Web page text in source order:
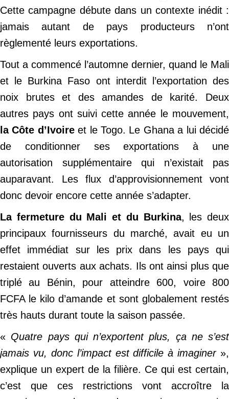
Cette campagne débute dans un contexte inédit :
jamais autant de pays producteurs n’ont
règlementé leurs exportations.
Tout a commencé l’automne dernier, quand le Mali
et le Burkina Faso ont interdit l’exportation des
noix brutes et des amandes de karité. Deux
autres pays ont suivi cette année le mouvement,
la Côte d’Ivoireet le Togo. Le Ghana a lui décidé
de conditionner ses exportations à une
autorisation supplémentaire qui n’existait pas
auparavant. Les flux d’approvisionnement vont
donc devoir encore cette année s’adapter.
La fermeture du Mali et du Burkina, les deux
principaux fournisseurs du marché, avait eu un
effet immédiat sur les prix dans les pays qui
restaient ouverts aux achats. Ils ont ainsi plus que
triplé au Bénin, pour atteindre 600, voire 800
FCFA le kilo d’amande et sont globalement restés
très hauts durant toute la saison passée.
« Quatre pays qui n’exportent plus, ça ne s’est
jamais vu, donc l’impact est difficile à imaginer »,
explique un expert de la filière. Ce qui est certain,
c’est que ces restrictions vont accroître la